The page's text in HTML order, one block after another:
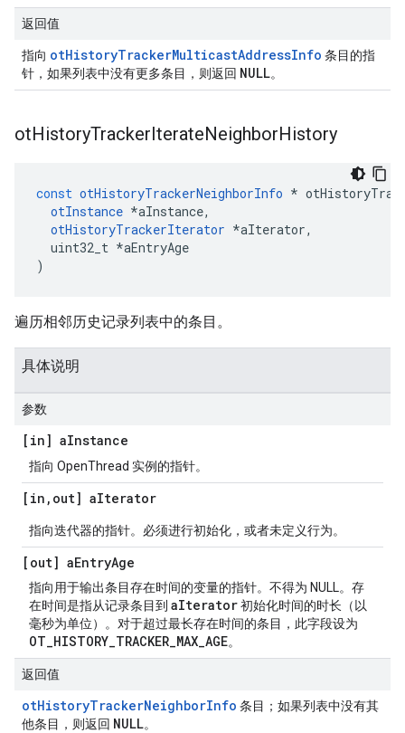
返回值
指向 otHistoryTrackerMulticastAddressInfo 条目的指
针，如果列表中没有更多条目，则返回 NULL。
otHistoryTrackerIterateNeighborHistory
const otHistoryTrackerNeighborInfo *
otInstance *aInstance,
otHistoryTrackerIterator *aIterator,
uint32_t *aEntryAge
)
遍历相邻历史记录列表中的条目。
具体说明
参数
[in] aInstance
指向 OpenThread 实例的指针。
[in , out] aIterator
指向迭代器的指针。必须进行初始化，或者未定义行为。
[out] aEntryAge
指向用于输出条目存在时间的变量的指针。不得为 NULL。存
在时间是指从记录条目到 aIterator初始化时间的时长（以
毫秒为单位）。对于超过最长存在时间的条目，此字段设为
OT_HISTORY_TRACKER_MAX_AGE。
返回值
otHistoryTrackerNeighborInfo 条目；如果列表中没有其
他条目，则返回 NULL。